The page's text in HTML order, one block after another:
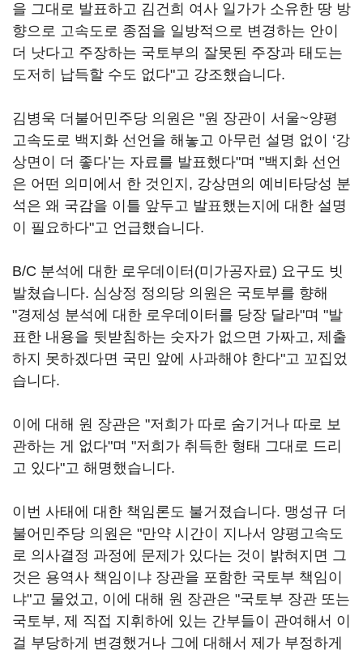
을 그대로 발표하고 김건희 여사 일가가 소유한 땅 방
향으로 고속도로 종점을 일방적으로 변경하는 안이
더 낫다고 주장하는 국토부의 잘못된 주장과 태도는
도저히 납득할 수도 없다"고 강조했습니다.
김병욱 더불어민주당 의원은 "원 장관이 서울~양평
고속도로 백지화 선언을 해놓고 아무런 설명 없이 ‘강
상면이 더 좋다’는 자료를 발표했다"며 "백지화 선언
은 어떤 의미에서 한 것인지, 강상면의 예비타당성 분
석은 왜 국감을 이틀 앞두고 발표했는지에 대한 설명
이 필요하다"고 언급했습니다.
B/C 분석에 대한 로우데이터(미가공자료) 요구도 빗
발쳤습니다. 심상정 정의당 의원은 국토부를 향해
"경제성 분석에 대한 로우데이터를 당장 달라"며 "발
표한 내용을 뒷받침하는 숫자가 없으면 가짜고, 제출
하지 못하겠다면 국민 앞에 사과해야 한다"고 꼬집었
습니다.
이에 대해 원 장관은 "저희가 따로 숨기거나 따로 보
관하는 게 없다"며 "저희가 취득한 형태 그대로 드리
고 있다"고 해명했습니다.
이번 사태에 대한 책임론도 불거졌습니다. 맹성규 더
불어민주당 의원은 "만약 시간이 지나서 양평고속도
로 의사결정 과정에 문제가 있다는 것이 밝혀지면 그
것은 용역사 책임이냐 장관을 포함한 국토부 책임이
냐"고 물었고, 이에 대해 원 장관은 "국토부 장관 또는
국토부, 제 직접 지휘하에 있는 간부들이 관여해서 이
걸 부당하게 변경했거나 그에 대해서 제가 부정하게